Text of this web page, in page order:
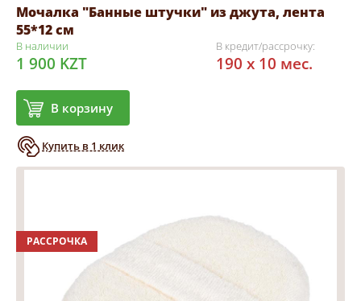
Мочалка "Банные штучки" из джута, лента
55*12 см
В наличии
1 900 KZT
В корзину
Купить в 1 клик
В кредит/рассрочку:
190 x 10 мес.
РАССРОЧКА